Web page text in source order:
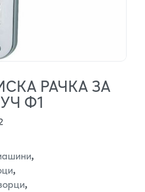
РАЧКА ЗА
Ф1
,
,
,